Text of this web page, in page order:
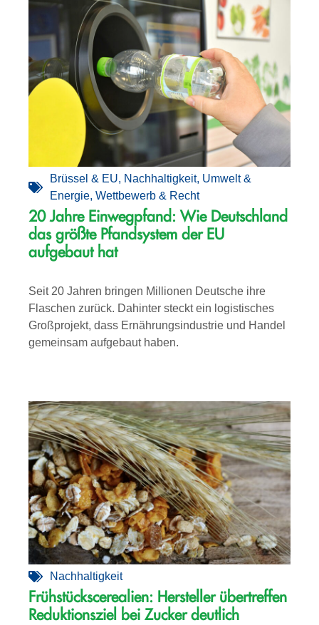
Brüssel & EU, Nachhaltigkeit, Umwelt &
Energie, Wettbewerb & Recht
20 Jahre Einwegpfand: Wie Deutschland
das größte Pfandsystem der EU
aufgebaut hat
Seit 20 Jahren bringen Millionen Deutsche ihre
Flaschen zurück. Dahinter steckt ein logistisches
Großprojekt, dass Ernährungsindustrie und Handel
gemeinsam aufgebaut haben.
Nachhaltigkeit
Frühstückscerealien: Hersteller übertreffen
Reduktionsziel bei Zucker deutlich